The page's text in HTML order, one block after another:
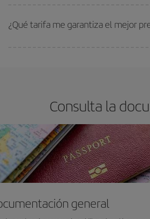
estén disponibles o se vayan agotando. Por eso,
¿Qué tarifa me garantiza el mejor
Consulta la
general